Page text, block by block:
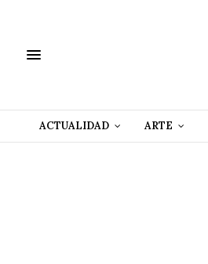
ACTUALIDAD ARTE